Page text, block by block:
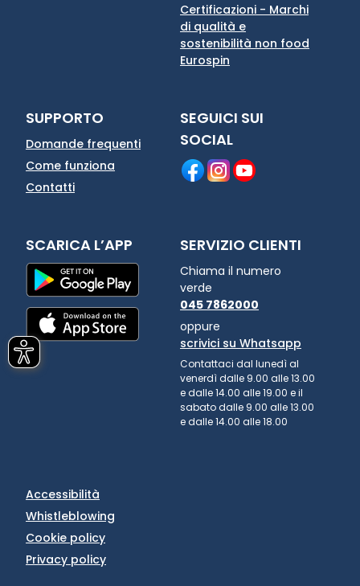
Certificazioni - Marchi
di qualità e
sostenibilità non food
Eurospin
SUPPORTO
Domande frequenti
Come funziona
Contatti
SEGUICI SUI
SOCIAL
SCARICA L’APP SERVIZIO CLIENTI
Chiama il numero
verde
045 7862000
oppure
scrivici su Whatsapp
Contattaci dal lunedì al
venerdì dalle 9.00 alle 13.00
e dalle 14.00 alle 19.00 e il
sabato dalle 9.00 alle 13.00
e dalle 14.00 alle 18.00
Accessibilità
Whistleblowing
Cookie policy
Privacy policy